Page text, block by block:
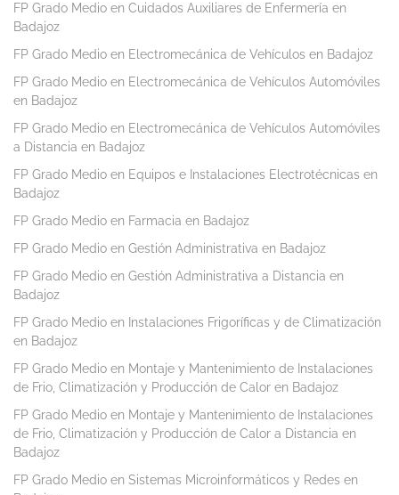
FP Grado Medio en Cuidados Auxiliares de Enfermería en
Badajoz
FP Grado Medio en Electromecánica de Vehículos en Badajoz
FP Grado Medio en Electromecánica de Vehículos Automóviles
en Badajoz
FP Grado Medio en Electromecánica de Vehículos Automóviles
a Distancia en Badajoz
FP Grado Medio en Equipos e Instalaciones Electrotécnicas en
Badajoz
FP Grado Medio en Farmacia en Badajoz
FP Grado Medio en Gestión Administrativa en Badajoz
FP Grado Medio en Gestión Administrativa a Distancia en
Badajoz
FP Grado Medio en Instalaciones Frigoríficas y de Climatización
en Badajoz
FP Grado Medio en Montaje y Mantenimiento de Instalaciones
de Frio, Climatización y Producción de Calor en Badajoz
FP Grado Medio en Montaje y Mantenimiento de Instalaciones
de Frio, Climatización y Producción de Calor a Distancia en
Badajoz
FP Grado Medio en Sistemas Microinformáticos y Redes en